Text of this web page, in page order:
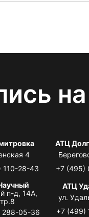
4
110-28-43
АТЦ
+7 (495)
п-д, 14А,
288-05-36
АТЦ
ул.
+7 (499)